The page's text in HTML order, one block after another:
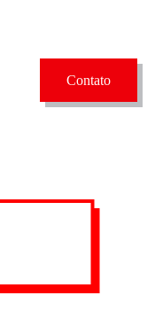
Contato